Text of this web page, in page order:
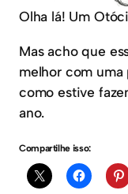
Olha lá! Um
Mas acho que
melhor com
como estive
ano.
Compartilhe isso: